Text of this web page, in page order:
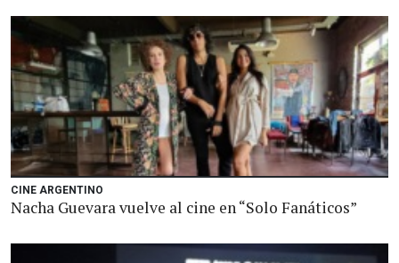
CINE ARGENTINO
Nacha Guevara vuelve al cine en “Solo Fanáticos”